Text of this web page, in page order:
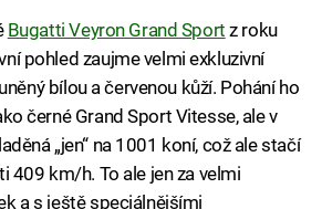
Bugatti Veyron Grand Sport z roku
pohled zaujme velmi exkluzivní
bílou a červenou kůží. Pohání ho
černé Grand Sport Vitesse, ale v
„jen“ na 1001 koní, což ale stačí
409 km/h. To ale jen za velmi
a s ještě speciálnějšími